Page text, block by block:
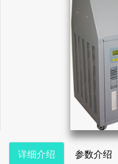
详细介绍 参数介绍